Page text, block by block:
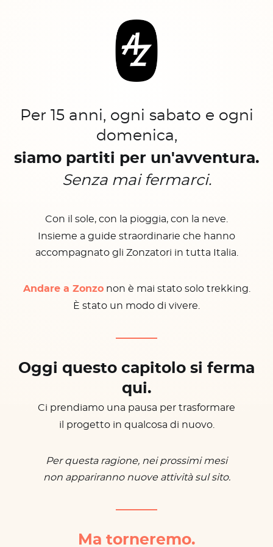
Per 15 anni, ogni sabato e ogni
domenica,
siamo partiti per un'avventura.
Senza mai fermarci.
Con il sole, con la pioggia, con la neve.
Insieme a guide straordinarie che hanno
accompagnato gli Zonzatori in tutta Italia.
Andare a Zonzonon è mai stato solo trekking.
È stato un modo di vivere.
Oggi questo capitolo si ferma
qui.
Ci prendiamo una pausa per trasformare
il progetto in qualcosa di nuovo.
Per questa ragione, nei prossimi mesi
non appariranno nuove attività sul sito.
Ma torneremo.